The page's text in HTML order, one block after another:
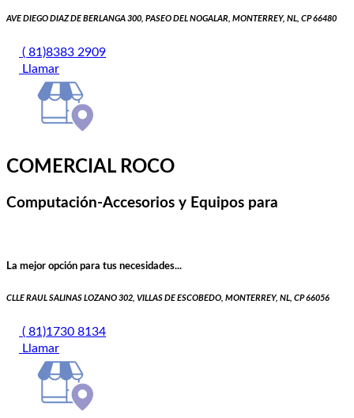
AVE DIEGO DIAZ DE BERLANGA 300, PASEO DEL NOGALAR, MONTERREY, NL, CP 66480
( 81)8383 2909
Llamar
COMERCIAL ROCO
Computación-Accesorios y Equipos para
La mejor opción para tus necesidades...
CLLE RAUL SALINAS LOZANO 302, VILLAS DE ESCOBEDO, MONTERREY, NL, CP 66056
( 81)1730 8134
Llamar